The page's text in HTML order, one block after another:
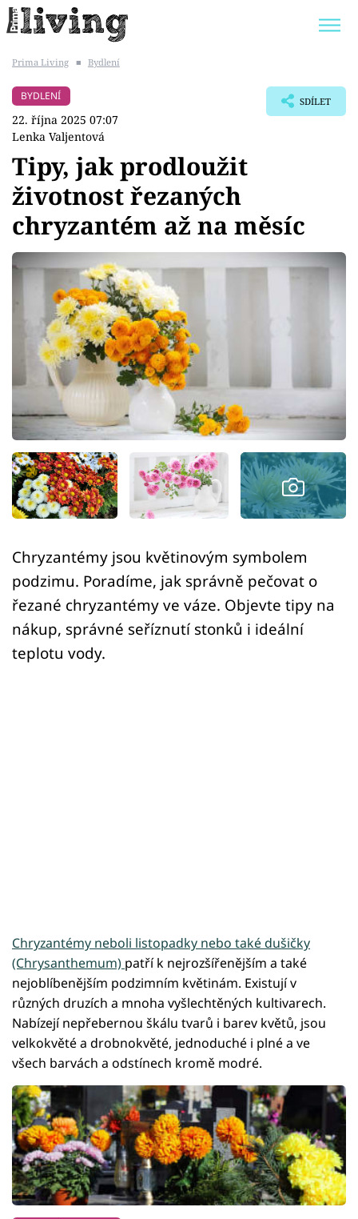
BYDLENÍ SLAVNÝCH
Témata
Bydlení
Zahrada
Design
Sledujte prima+
Přihlášení
Sledujte nás
Prima Living ■ Bydlení
BYDLENÍ
22. října 2025 07:07
Lenka Valjentová
SDÍLET
Tipy, jak prodloužit
životnost řezaných
chryzantém až na měsíc
Chryzantémy jsou květinovým symbolem
podzimu. Poradíme, jak správně pečovat o
řezané chryzantémy ve váze. Objevte tipy na
nákup, správné seříznutí stonků i ideální
teplotu vody.
Chryzantémy neboli listopadky nebo také dušičky
(Chrysanthemum) patří k nejrozšířenějším a také
nejoblíbenějším podzimním květinám. Existují v
různých druzích a mnoha vyšlechtěných kultivarech.
Nabízejí nepřebernou škálu tvarů i barev květů, jsou
velkokvěté a drobnokvěté, jednoduché i plné a ve
všech barvách a odstínech kromě modré.